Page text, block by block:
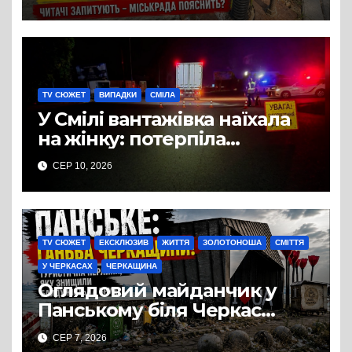
щодо освітлення
TV СЮЖЕТ ВИПАДКИ СМІЛА
У Смілі вантажівка наїхала
на жінку: потерпіла
померла в лікарні
СЕР 10, 2026
TV СЮЖЕТ ЕКСКЛЮЗИВ ЖИТТЯ ЗОЛОТОНОША СМІТТЯ
У ЧЕРКАСАХ ЧЕРКАЩИНА
Оглядовий майданчик у
Панському біля Черкас
перетворився на занедбане
СЕР 7, 2026